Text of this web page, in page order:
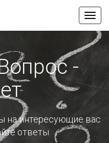
-
на интересующие вас
ответы